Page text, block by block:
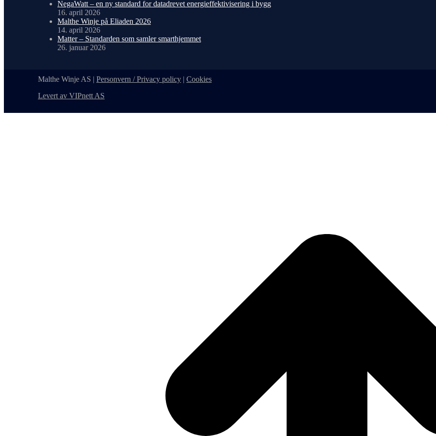
NegaWatt – en ny standard for datadrevet energieffektivisering i bygg
16. april 2026
Malthe Winje på Eliaden 2026
14. april 2026
Matter – Standarden som samler smarthjemmet
26. januar 2026
Malthe Winje AS | Personvern / Privacy policy | Cookies
Levert av VIPnett AS